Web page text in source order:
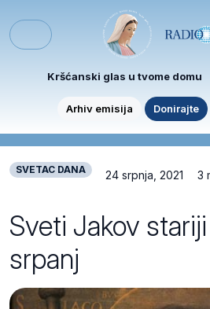
Menu
Kršćanski glas u tvome domu
Arhiv emisija Donirajte
SVETAC DANA 24 srpnja, 2021 3
Sveti Jakov
srpanj